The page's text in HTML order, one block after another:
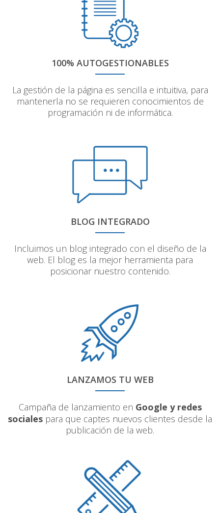
100% AUTOGESTIONABLES
La gestión de la página es sencilla e intuitiva, para
mantenerla no se requieren conocimientos de
programación ni de informática.
BLOG INTEGRADO
Incluimos un blog integrado con el diseño de la
web. El blog es la mejor herramienta para
posicionar nuestro contenido.
LANZAMOS TU WEB
Campaña de lanzamiento en Google y redes
sociales para que captes nuevos clientes desde la
publicación de la web.